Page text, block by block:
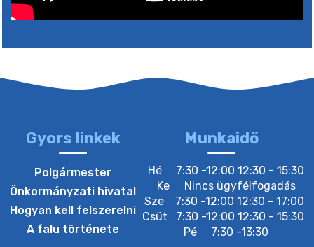
5. augusztus 2026 05:00
22. július 2026 16:26
20. július 2026 12:40
Gyors linkek
Polgármester
Önkormányzati hivatal
Hogyan kell felszerelni
A falu története
Munkaidő
Hé
7:30 -12:00 12:30 - 15:30
Ke
Nincs ügyfélfogadás
Sze
7:30 -12:00 12:30 - 17:00
Csüt
7:30 -12:00 12:30 - 15:30
Pé
7:30 -13:30